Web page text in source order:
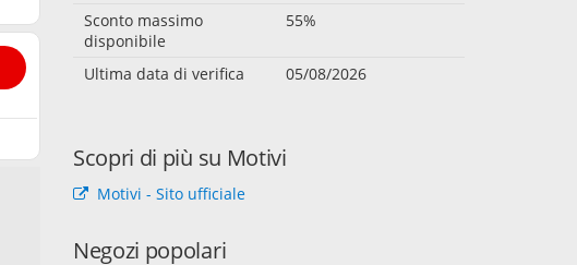
Sconto massimo
disponibile
55%
Ultima data di verifica 05/08/2026
Scopri di più su Motivi
Motivi - Sito ufficiale
Negozi popolari